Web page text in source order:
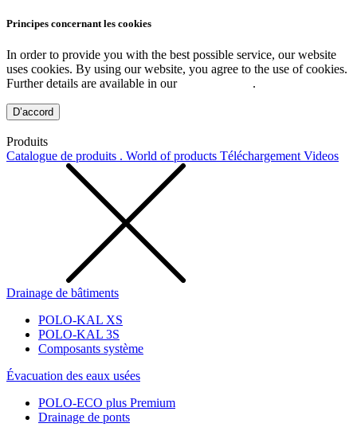
Principes concernant les cookies
In order to provide you with the best possible service, our website
uses cookies. By using our website, you agree to the use of cookies.
Further details are available in our
.
D’accord
Produits
Catalogue de produits . World of products Téléchargement Videos
Drainage de bâtiments
POLO-KAL XS
POLO-KAL 3S
Composants système
Évacuation des eaux usées
POLO-ECO plus Premium
Drainage de ponts